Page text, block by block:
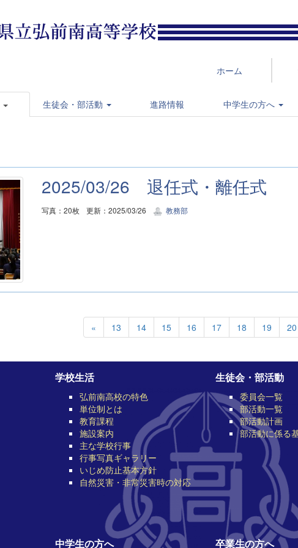
ホーム
生徒会・部活動 進路情報 中学生の方へ
2025/03/26 退任式・離任式
写真：20枚 更新：2025/03/26 教務部
« 13 14 15 16 17 18 19 20
学校生活
弘前南高校の特色
単位制とは
教育課程
施設案内
主な学校行事
行事写真ギャラリー
いじめ防止基本方針
自然災害・非常災害時の対応
生徒会・部活動
委員会一覧
部活動一覧
部活動計画
部活動に係る
中学生の方へ 卒業生の方へ